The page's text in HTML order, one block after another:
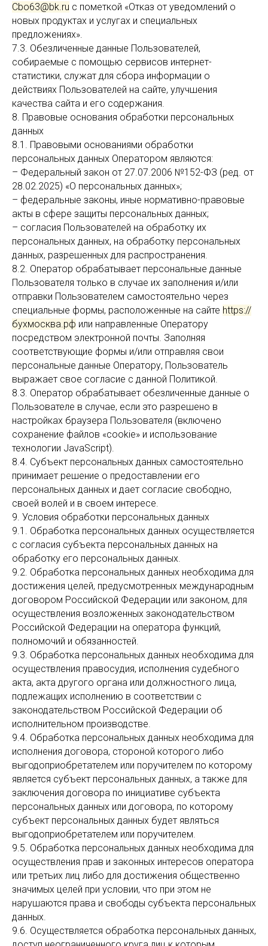
Cbo63@bk.ru с пометкой «Отказ от уведомлений о
новых продуктах и услугах и специальных
предложениях».
7.3. Обезличенные данные Пользователей,
собираемые с помощью сервисов интернет-
статистики, служат для сбора информации о
действиях Пользователей на сайте, улучшения
качества сайта и его содержания.
8. Правовые основания обработки персональных
данных
8.1. Правовыми основаниями обработки
персональных данных Оператором являются:
– Федеральный закон от 27.07.2006 №152-ФЗ (ред. от
28.02.2025) «О персональных данных»;
– федеральные законы, иные нормативно-правовые
акты в сфере защиты персональных данных;
– согласия Пользователей на обработку их
персональных данных, на обработку персональных
данных, разрешенных для распространения.
8.2. Оператор обрабатывает персональные данные
Пользователя только в случае их заполнения и/или
отправки Пользователем самостоятельно через
специальные формы, расположенные на сайте https://
бухмосква.рф или направленные Оператору
посредством электронной почты. Заполняя
соответствующие формы и/или отправляя свои
персональные данные Оператору, Пользователь
выражает свое согласие с данной Политикой.
8.3. Оператор обрабатывает обезличенные данные о
Пользователе в случае, если это разрешено в
настройках браузера Пользователя (включено
сохранение файлов «cookie» и использование
технологии JavaScript).
8.4. Субъект персональных данных самостоятельно
принимает решение о предоставлении его
персональных данных и дает согласие свободно,
своей волей и в своем интересе.
9. Условия обработки персональных данных
9.1. Обработка персональных данных осуществляется
с согласия субъекта персональных данных на
обработку его персональных данных.
9.2. Обработка персональных данных необходима для
достижения целей, предусмотренных международным
договором Российской Федерации или законом, для
осуществления возложенных законодательством
Российской Федерации на оператора функций,
полномочий и обязанностей.
9.3. Обработка персональных данных необходима для
осуществления правосудия, исполнения судебного
акта, акта другого органа или должностного лица,
подлежащих исполнению в соответствии с
законодательством Российской Федерации об
исполнительном производстве.
9.4. Обработка персональных данных необходима для
исполнения договора, стороной которого либо
выгодоприобретателем или поручителем по которому
является субъект персональных данных, а также для
заключения договора по инициативе субъекта
персональных данных или договора, по которому
субъект персональных данных будет являться
выгодоприобретателем или поручителем.
9.5. Обработка персональных данных необходима для
осуществления прав и законных интересов оператора
или третьих лиц либо для достижения общественно
значимых целей при условии, что при этом не
нарушаются права и свободы субъекта персональных
данных.
9.6. Осуществляется обработка персональных данных,